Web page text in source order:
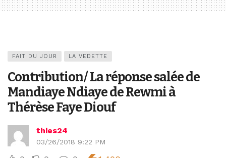
FAIT DU JOUR LA VEDETTE
Contribution/ La réponse salée de
Mandiaye Ndiaye de Rewmi à
Thérèse Faye Diouf
thies24
03/26/2018 9:22 PM